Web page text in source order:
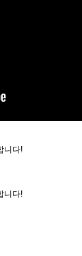
니다!
니다!